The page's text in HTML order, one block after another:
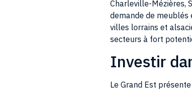
demande de
villes lorrains et
secteurs à fort
Investir
avec un apport